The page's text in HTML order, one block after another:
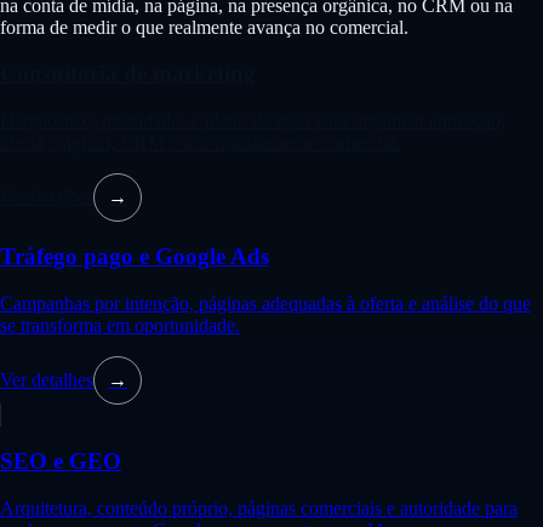
na conta de mídia, na página, na presença orgânica, no CRM ou na
forma de medir o que realmente avança no comercial.
→
Tráfego pago e Google Ads
Campanhas por intenção, páginas adequadas à oferta e análise do que
se transforma em oportunidade.
Ver detalhes →
SEO e GEO
Arquitetura, conteúdo próprio, páginas comerciais e autoridade para